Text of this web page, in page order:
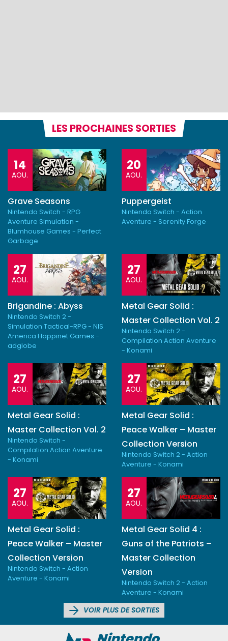
LES PROCHAINES SORTIES
14
AOU.
Grave Seasons
Nintendo Switch - RPG
Aventure Simulation -
Blumhouse Games - Perfect
Garbage
20
AOU.
Puppergeist
Nintendo Switch - Action
Aventure - Serenity Forge
27
AOU.
Brigandine : Abyss
Nintendo Switch 2 -
Simulation Tactical-RPG - NIS
America Happinet Games -
adglobe
27
AOU.
Metal Gear Solid :
Master Collection Vol. 2
Nintendo Switch 2 -
Compilation Action Aventure
- Konami
27
AOU.
Metal Gear Solid :
Master Collection Vol. 2
Nintendo Switch -
Compilation Action Aventure
- Konami
27
AOU.
Metal Gear Solid :
Peace Walker – Master
Collection Version
Nintendo Switch 2 - Action
Aventure - Konami
27
AOU.
Metal Gear Solid :
Peace Walker – Master
Collection Version
Nintendo Switch - Action
Aventure - Konami
27
AOU.
Metal Gear Solid 4 :
Guns of the Patriots –
Master Collection
Version
Nintendo Switch 2 - Action
Aventure - Konami
VOIR PLUS DE SORTIES